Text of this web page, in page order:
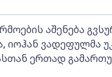
აშენება
იოჰან ვადეფულმა
ერთად